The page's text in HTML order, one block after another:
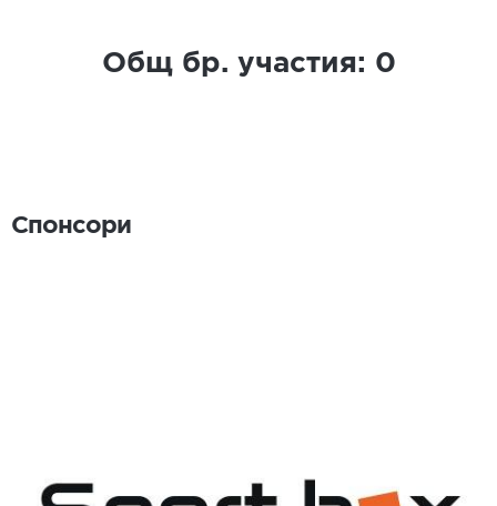
Общ бр. участия: 0
Спонсори